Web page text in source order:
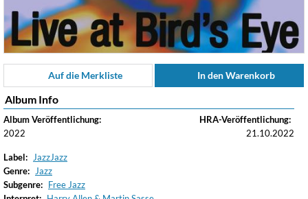
Auf die Merkliste In den Warenkorb
Album Info
Album Veröffentlichung:
2022
HRA-Veröffentlichung:
21.10.2022
Label:
JazzJazz
Genre:
Jazz
Subgenre: Free Jazz